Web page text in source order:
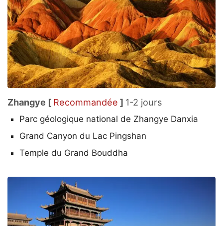
Zhangye [ Recommandée ] 1-2 jours
Parc géologique national de Zhangye Danxia
Grand Canyon du Lac Pingshan
Temple du Grand Bouddha